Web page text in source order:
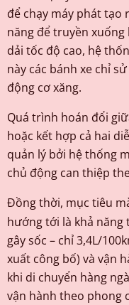
để chạy máy phát tạo
năng để truyền
dải tốc độ cao, hệ
này các bánh xe chỉ
động cơ xăng.
Quá trình hoán đổi
hoặc kết hợp cả hai
quản lý bởi hệ thống
chủ động can thiệp
Đồng thời, mục tiêu
hướng tới là khả
gây sốc – chỉ 3,4L/
xuất công bố) và vận
khi di chuyển hàng
vận hành theo phong